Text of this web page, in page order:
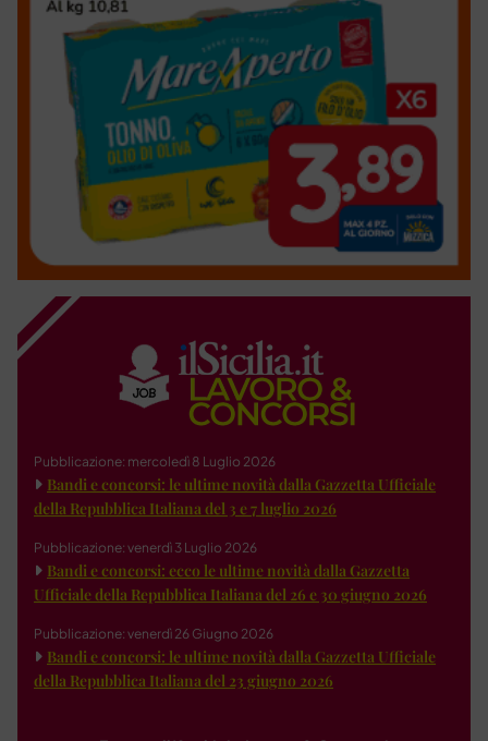
Pubblicazione: mercoledì 8 Luglio 2026
Bandi e concorsi: le ultime novità dalla Gazzetta Ufficiale
della Repubblica Italiana del 3 e 7 luglio 2026
Pubblicazione: venerdì 3 Luglio 2026
Bandi e concorsi: ecco le ultime novità dalla Gazzetta
Ufficiale della Repubblica Italiana del 26 e 30 giugno 2026
Pubblicazione: venerdì 26 Giugno 2026
Bandi e concorsi: le ultime novità dalla Gazzetta Ufficiale
della Repubblica Italiana del 23 giugno 2026